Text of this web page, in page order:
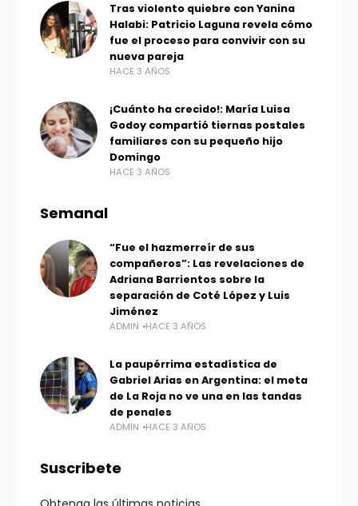
Tras violento quiebre con Yanina
Halabi: Patricio Laguna revela cómo
fue el proceso para convivir con su
nueva pareja
HACE 3 AÑOS
¡Cuánto ha crecido!: María Luisa
Godoy compartió tiernas postales
familiares con su pequeño hijo
Domingo
HACE 3 AÑOS
Semanal
“Fue el hazmerreír de sus
compañeros”: Las revelaciones de
Adriana Barrientos sobre la
separación de Coté López y Luis
Jiménez
ADMIN HACE 3 AÑOS
La paupérrima estadística de
Gabriel Arias en Argentina: el meta
de La Roja no ve una en las tandas
de penales
ADMIN HACE 3 AÑOS
Suscribete